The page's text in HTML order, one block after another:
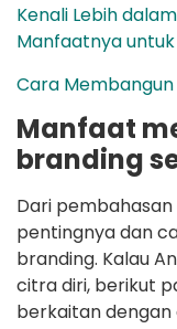
Kenali Lebih
Manfaatnya
Cara
Manfaat
branding
Dari
pentingnya dan
branding. Kalau
citra diri, berikut
berkaitan dengan